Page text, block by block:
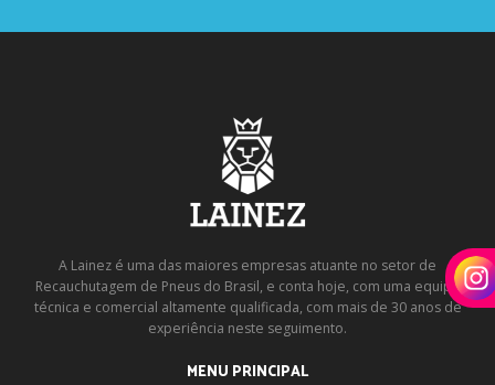
A Lainez é uma das maiores empresas atuante no setor de
Recauchutagem de Pneus do Brasil, e conta hoje, com uma equipe
técnica e comercial altamente qualificada, com mais de 30 anos de
experiência neste seguimento.
MENU PRINCIPAL